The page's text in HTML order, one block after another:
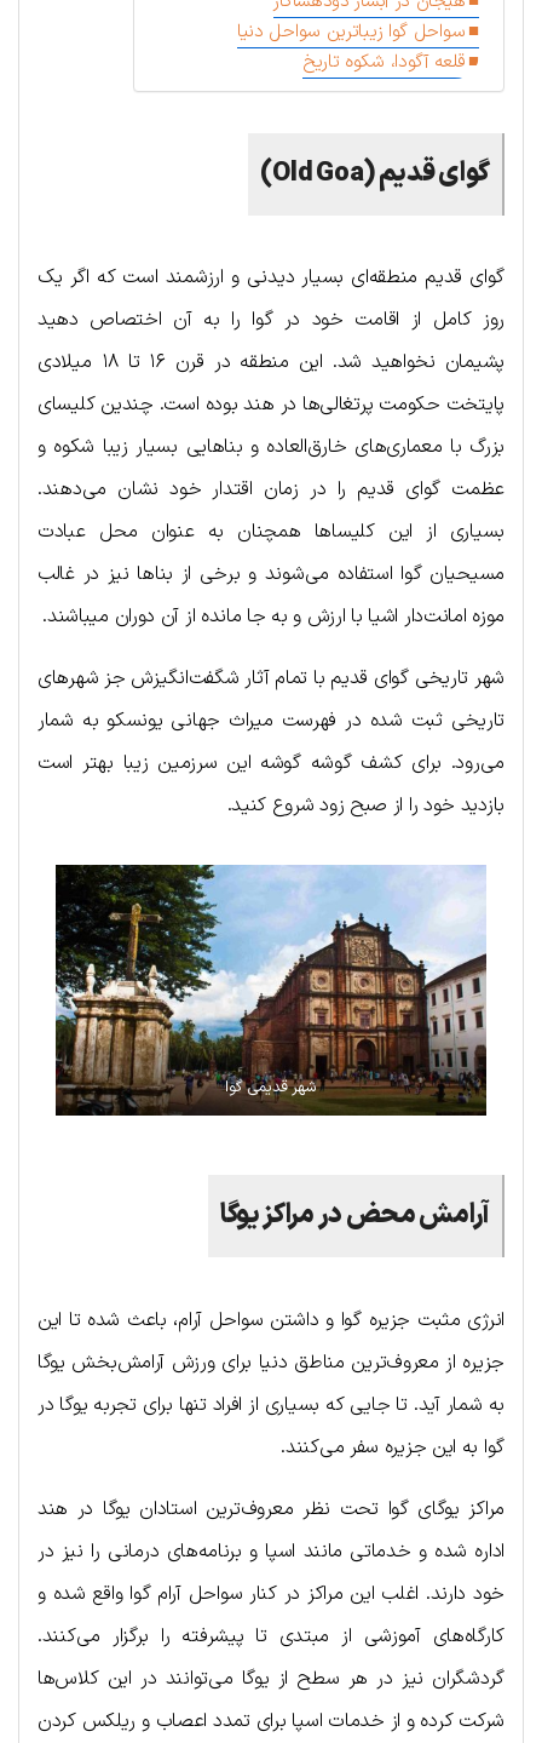
سواحل گوا زیباترین سواحل دنیا
قلعه آگودا، شکوه تاریخ
گوای قدیم (Old Goa)
گوای قدیم منطقه‌ای بسیار دیدنی و ارزشمند است که اگر یک
روز کامل از اقامت خود در گوا را به آن اختصاص دهید
پشیمان نخواهید شد. این منطقه در قرن ۱۶ تا ۱۸ میلادی
پایتخت حکومت پرتغالی‌ها در هند بوده است. چندین کلیسای
بزرگ با معماری‌های خارق‌العاده و بناهایی بسیار زیبا شکوه و
عظمت گوای قدیم را در زمان اقتدار خود نشان می‌دهند.
بسیاری از این کلیساها همچنان به عنوان محل عبادت
مسیحیان گوا استفاده می‌شوند و برخی از بناها نیز در غالب
موزه امانت‌دار اشیا با ارزش و به جا مانده از آن دوران می‎باشند.
شهر تاریخی گوای قدیم با تمام آثار شگفت‌انگیزش جز شهرهای
تاریخی ثبت شده در فهرست میراث جهانی یونسکو به شمار
می‌رود. برای کشف گوشه گوشه این سرزمین زیبا بهتر است
بازدید خود را از صبح زود شروع کنید.
شهر قدیمی گوا
آرامش محض در مراکز یوگا
انرژی مثبت جزیره گوا و داشتن سواحل آرام، باعث شده تا این
جزیره از معروف‌ترین مناطق دنیا برای ورزش آرامش‌بخش یوگا
به شمار آید. تا جایی که بسیاری از افراد تنها برای تجربه یوگا در
گوا به این جزیره سفر می‌کنند.
مراکز یوگای گوا تحت نظر معروف‌ترین استادان یوگا در هند
اداره شده و خدماتی مانند اسپا و برنامه‌های درمانی را نیز در
خود دارند. اغلب این مراکز در کنار سواحل آرام گوا واقع شده‌ و
کارگاه‌های آموزشی از مبتدی تا پیشرفته را برگزار می‌کنند.
گردشگران نیز در هر سطح از یوگا می‌توانند در این کلاس‌ها
شرکت کرده و از خدمات اسپا برای تمدد اعصاب و ریلکس کردن